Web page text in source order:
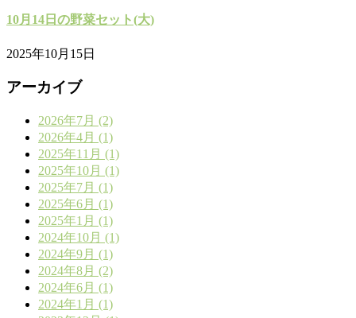
10月14日の野菜セット(大)
2025年10月15日
アーカイブ
2026年7月 (2)
2026年4月 (1)
2025年11月 (1)
2025年10月 (1)
2025年7月 (1)
2025年6月 (1)
2025年1月 (1)
2024年10月 (1)
2024年9月 (1)
2024年8月 (2)
2024年6月 (1)
2024年1月 (1)